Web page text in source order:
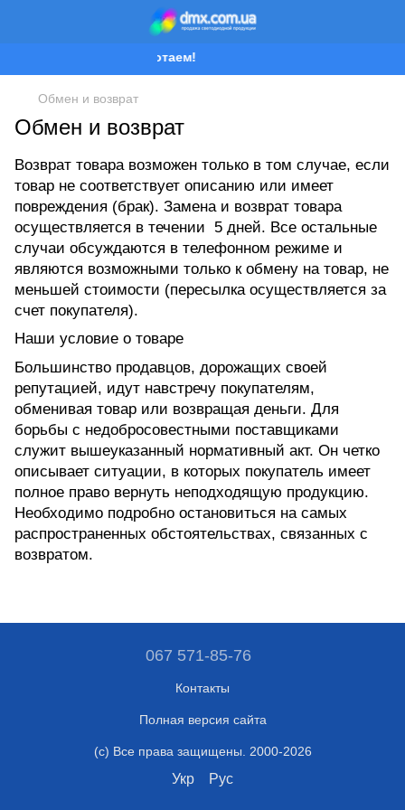
Мы работаем!
Обмен и возврат
Обмен и возврат
Возврат товара возможен только в том случае, если
товар не соответствует описанию или имеет
повреждения (брак). Замена и возврат товара
осуществляется в течении 5 дней. Все остальные
случаи обсуждаются в телефонном режиме и
являются возможными только к обмену на товар, не
меньшей стоимости (пересылка осуществляется за
счет покупателя).
Наши условие о товаре
Большинство продавцов, дорожащих своей
репутацией, идут навстречу покупателям,
обменивая товар или возвращая деньги. Для
борьбы с недобросовестными поставщиками
служит вышеуказанный нормативный акт. Он четко
описывает ситуации, в которых покупатель имеет
полное право вернуть неподходящую продукцию.
Необходимо подробно остановиться на самых
распространенных обстоятельствах, связанных с
возвратом.
067 571-85-76
Контакты
Полная версия сайта
(c) Все права защищены. 2000-2026
Укр Рус